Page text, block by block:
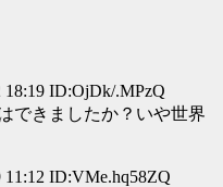
18:19 ID:OjDk/.MPzQ
できましたか？いや世界
11:12 ID:VMe.hq58ZQ